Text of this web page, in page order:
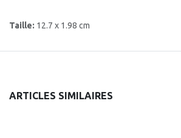
Taille: 12.7 x 1.98 cm
ARTICLES SIMILAIRES